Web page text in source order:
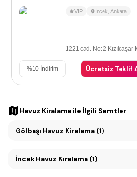
VIP İncek Ankara
1221 cad. No: 2 Kızılcaşar
%10 İndirim Ücretsiz Teklif
Havuz Kiralama ile İlgili Semtler
Gölbaşı Havuz Kiralama (1)
İncek Havuz Kiralama (1)